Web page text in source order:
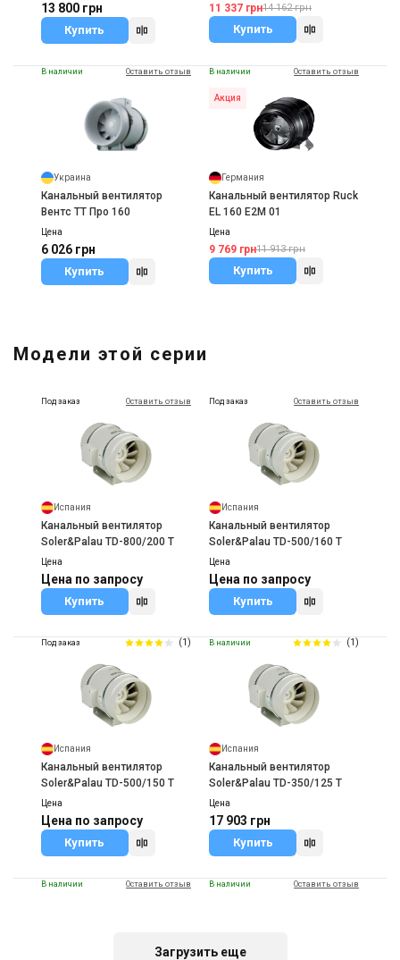
13 800 грн
Купить
11 337 грн14 162 грн
Купить
В наличии Оставить отзыв
Украина
Канальный вентилятор
Вентс ТТ Про 160
Цена
6 026 грн
Купить
В наличии Оставить отзыв
Акция
Германия
Канальный вентилятор Ruck
EL 160 E2M 01
Цена
9 769 грн11 913 грн
Купить
Модели этой серии
Под заказ Оставить отзыв
Испания
Канальный вентилятор
Soler&Palau TD-800/200 T
Цена
Цена по запросу
Купить
Под заказ Оставить отзыв
Испания
Канальный вентилятор
Soler&Palau TD-500/160 T
Цена
Цена по запросу
Купить
Под заказ (1)
Испания
Канальный вентилятор
Soler&Palau TD-500/150 T
Цена
Цена по запросу
Купить
В наличии (1)
Испания
Канальный вентилятор
Soler&Palau TD-350/125 T
Цена
17 903 грн
Купить
В наличии Оставить отзыв В наличии Оставить отзыв
Загрузить еще